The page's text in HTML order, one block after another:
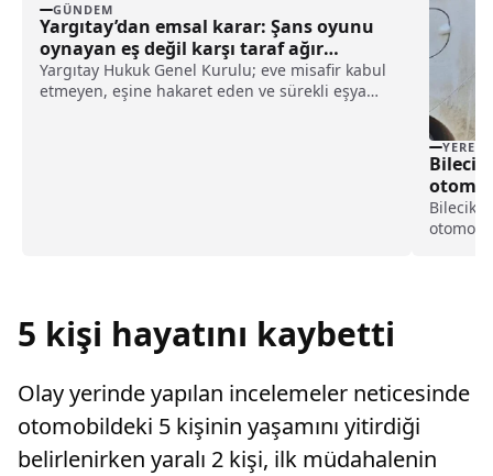
GÜNDEM
Yargıtay’dan emsal karar: Şans oyunu
oynayan eş değil karşı taraf ağır
kusurlu sayıldı
Yargıtay Hukuk Genel Kurulu; eve misafir kabul
etmeyen, eşine hakaret eden ve sürekli eşya
YEREL
oluştu
5 kişi hayatını kaybetti
Olay yerinde yapılan incelemeler neticesinde
otomobildeki 5 kişinin yaşamını yitirdiği
belirlenirken yaralı 2 kişi, ilk müdahalenin